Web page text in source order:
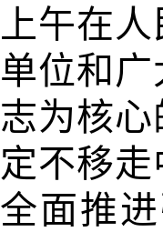
上午在
单位和
志为核
定不移
全面推